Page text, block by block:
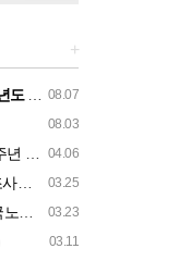
+
08.07
설팅)
08.03
04.06
내'
03.25
팅)
03.23
상)
03.11